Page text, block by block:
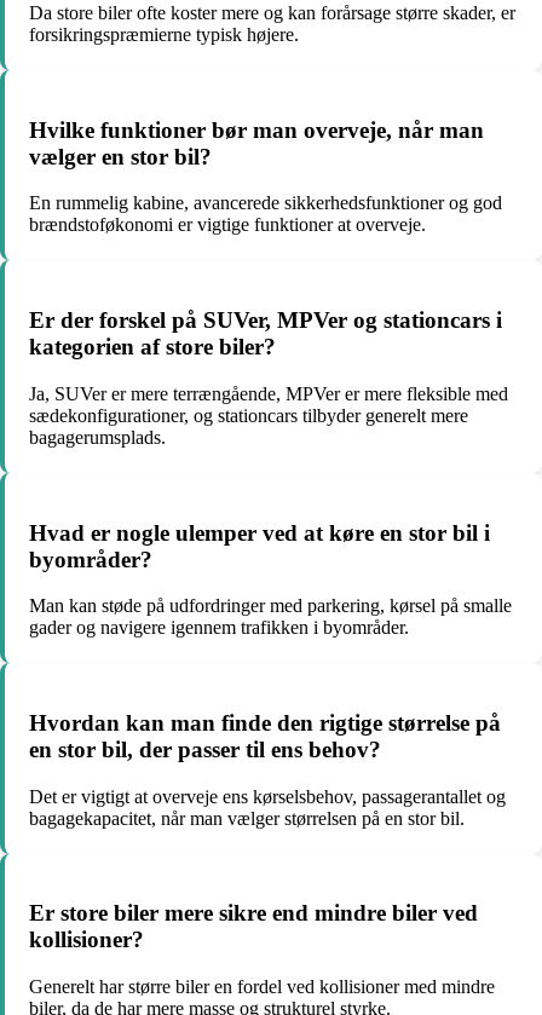
Da store biler ofte koster mere og kan forårsage større skader, er
forsikringspræmierne typisk højere.
Hvilke funktioner bør man overveje, når man
vælger en stor bil?
En rummelig kabine, avancerede sikkerhedsfunktioner og god
brændstoføkonomi er vigtige funktioner at overveje.
Er der forskel på SUVer, MPVer og stationcars i
kategorien af ​​store biler?
Ja, SUVer er mere terrængående, MPVer er mere fleksible med
sædekonfigurationer, og stationcars tilbyder generelt mere
bagagerumsplads.
Hvad er nogle ulemper ved at køre en stor bil i
byområder?
Man kan støde på udfordringer med parkering, kørsel på smalle
gader og navigere igennem trafikken i byområder.
Hvordan kan man finde den rigtige størrelse på
en stor bil, der passer til ens behov?
Det er vigtigt at overveje ens kørselsbehov, passagerantallet og
bagagekapacitet, når man vælger størrelsen på en stor bil.
Er store biler mere sikre end mindre biler ved
kollisioner?
Generelt har større biler en fordel ved kollisioner med mindre
biler, da de har mere masse og strukturel styrke.